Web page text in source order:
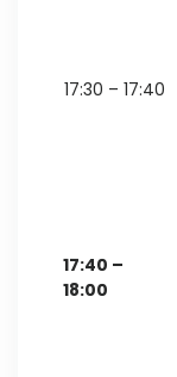
17:30 – 17:40
17:40 –
18:00